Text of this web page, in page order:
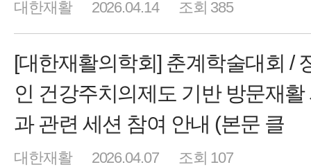
대한재활 2026.04.14 조회 385
[대한재활의학회] 춘계학술대회 /
인 건강주치의제도 기반 방문재활
과 관련 세션 참여 안내 (본문 클
대한재활 2026.04.07 조회 107